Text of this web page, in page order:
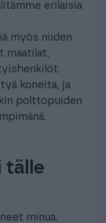
erilaisia
myös niiden
maatilat,
koneita, ja
polttopuiden
tälle
minua,